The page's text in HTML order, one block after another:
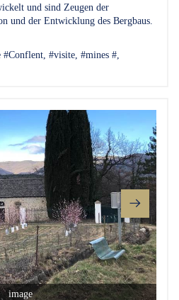
und sind Zeugen der
und der Entwicklung des Bergbaus.
#visite, #mines #,
image